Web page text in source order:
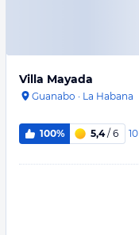
Villa Mayada
Guanabo · La Habana
100% 5,4/ 6 10